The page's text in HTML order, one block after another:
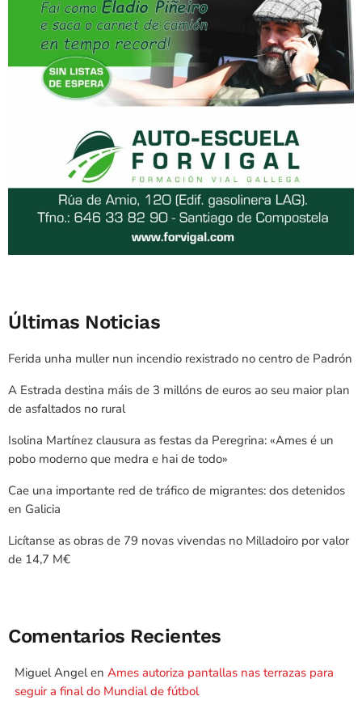
Últimas Noticias
Ferida unha muller nun incendio rexistrado no centro de Padrón
A Estrada destina máis de 3 millóns de euros ao seu maior plan
de asfaltados no rural
Isolina Martínez clausura as festas da Peregrina: «Ames é un
pobo moderno que medra e hai de todo»
Cae una importante red de tráfico de migrantes: dos detenidos
en Galicia
Licítanse as obras de 79 novas vivendas no Milladoiro por valor
de 14,7 M€
Comentarios Recientes
Miguel Angelen Ames autoriza pantallas nas terrazas para
seguir a final do Mundial de fútbol